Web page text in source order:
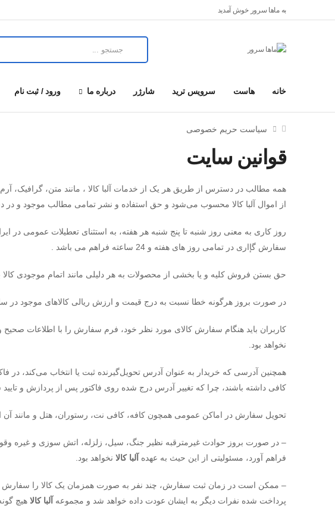
به ماها سرور خوش آمدید
خانه هاست سرویس ترید شارژر درباره ما ورود / ثبت نام
سیاست حریم خصوصی
قوانین سایت
همه مطالب در دسترس از طریق هر یک از خدمات آلبا کالا ، مانند متن، گرافیک،
از اموال آلبا کالا محسوب می‏‌شود و حق استفاده و نشر تمامی مطالب موجود و در
روز کاری به معنی روز شنبه تا پنج شنبه هر هفته، به استثنای تعطیلات عمومی
سفارش گإاری در تمامی روز های هفته و 24 ساعته فراهم می باشد .
حق بستن فروش کلیه و یا بخشی از محصولات به هر دلیلی مانند اتمام موجودی کالا
در صورت بروز هرگونه خطا نسبت به درج قیمت و ارزش ریالی کالاهای موجود در
کاربران باید هنگام سفارش کالای مورد نظر خود، فرم سفارش را با اطلاعات
نخواهد بود.
همچنین آدرسی که خریدار به عنوان آدرس تحویل‌گیرنده ثبت یا انتخاب می‌کند،
کافی داشته باشند، چرا که تغییر آدرس درج شده روی فاکتور پس از پردازش و تایید
تحویل سفارش در اماکن عمومی همچون کافه، کافی نت، رستوران، هتل و مانند آن
– در صورت بروز حوادث غیرمترقبه نظیر جنگ، سیل، زلزله، اتش سوزی و غیره
فراهم آورد، مسئولیتی از این حیث به عهده آلبا کالا نخواهد بود.
– ممکن است در زمان ثبت سفارش، چند نفر به صورت همزمان یک کالا را سفارش
پرداخت شده نفرات دیگر به ایشان عودت داده خواهد شد و مجموعه آلبا کالا هیچ